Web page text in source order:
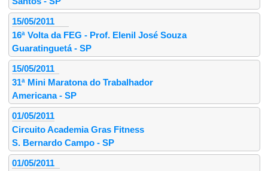
15/05/2011
16ª Volta da FEG - Prof. Elenil José Souza
Guaratinguetá - SP
15/05/2011
31ª Mini Maratona do Trabalhador
Americana - SP
01/05/2011
Circuito Academia Gras Fitness
S. Bernardo Campo - SP
01/05/2011